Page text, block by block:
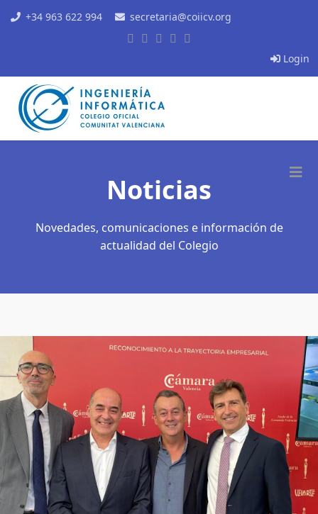
+34 963 622 994 secretaria@coiicv.org
Login
Noticias
Novedades, comunicaciones e información de
actualidad del Colegio